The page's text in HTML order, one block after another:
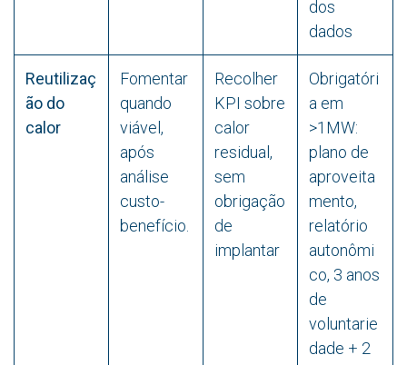
dos
dados
Reutilizaç
ão do
calor
Fomentar
quando
viável,
após
análise
custo-
benefício.
Recolher
KPI sobre
calor
residual,
sem
obrigação
de
implantar
Obrigatóri
a em
>1MW:
plano de
aproveita
mento,
relatório
autonômi
co, 3 anos
de
voluntarie
dade + 2